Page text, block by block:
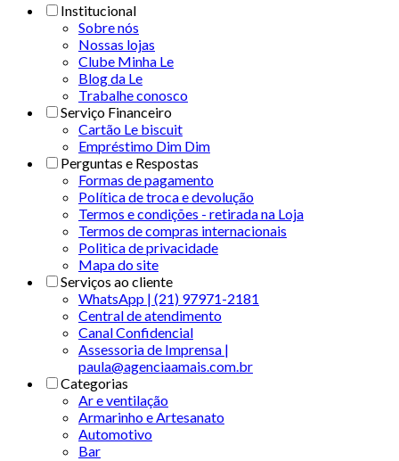
Institucional
Sobre nós
Nossas lojas
Clube Minha Le
Blog da Le
Trabalhe conosco
Serviço Financeiro
Cartão Le biscuit
Empréstimo Dim Dim
Perguntas e Respostas
Formas de pagamento
Política de troca e devolução
Termos e condições - retirada na Loja
Termos de compras internacionais
Politica de privacidade
Mapa do site
Serviços ao cliente
WhatsApp | (21) 97971-2181
Central de atendimento
Canal Confidencial
Assessoria de Imprensa |
paula@agenciaamais.com.br
Categorias
Ar e ventilação
Armarinho e Artesanato
Automotivo
Bar